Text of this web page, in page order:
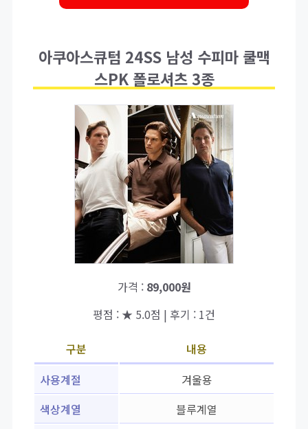
아쿠아스큐텀 24SS 남성 수피마 쿨맥
스PK 폴로셔츠 3종
가격 : 89,000원
평점 : ★ 5.0점 | 후기 : 1건
구분
내용
사용계절
겨울용
색상계열
블루계열